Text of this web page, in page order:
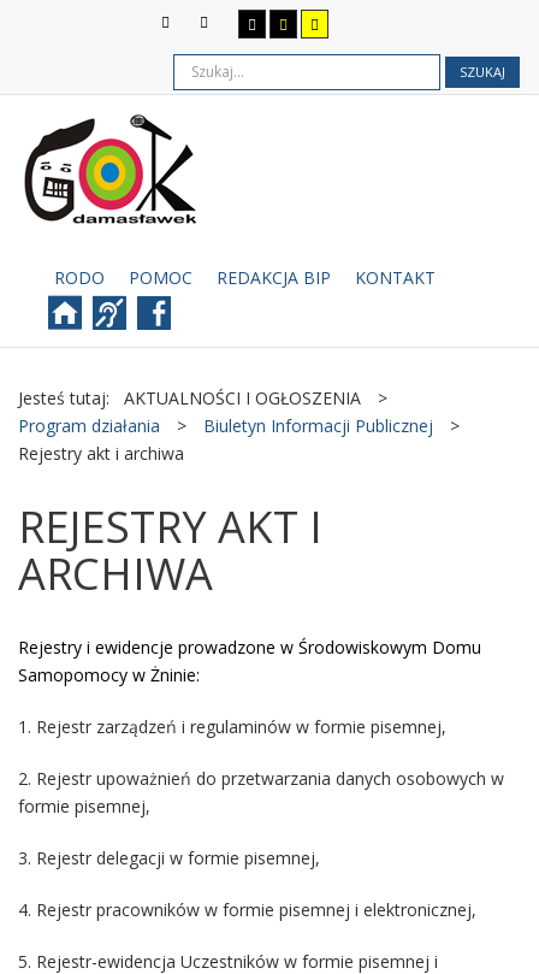
SZUKAJ
RODO POMOC REDAKCJA BIP KONTAKT
Jesteś tutaj: AKTUALNOŚCI I OGŁOSZENIA
>
Program działania
> Biuletyn Informacji Publicznej
>
Rejestry akt i archiwa
REJESTRY AKT I
ARCHIWA
Rejestry i ewidencje prowadzone w Środowiskowym Domu
Samopomocy w Żninie:
1. Rejestr zarządzeń i regulaminów w formie pisemnej,
2. Rejestr upoważnień do przetwarzania danych osobowych w
formie pisemnej,
3. Rejestr delegacji w formie pisemnej,
4. Rejestr pracowników w formie pisemnej i elektronicznej,
5. Rejestr-ewidencja Uczestników w formie pisemnej i